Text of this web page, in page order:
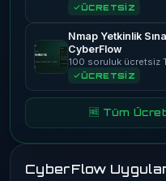
ÜCRETSİZ
Nmap Yetkinlik
CyberFlow
100 soruluk ücretsiz
ÜCRETSİZ
🆓 Tüm
CyberFlow